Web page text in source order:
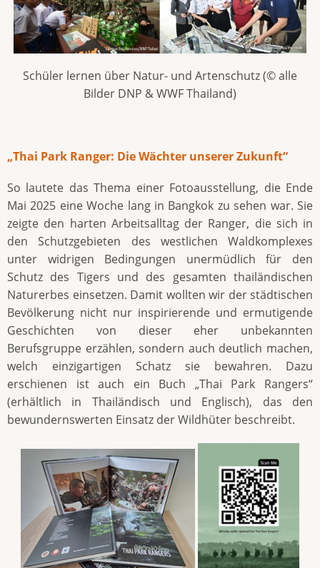
Schüler lernen über Natur- und Artenschutz (© alle
Bilder DNP & WWF Thailand)
„Thai Park Ranger: Die Wächter unserer Zukunft“
So lautete das Thema einer Fotoausstellung, die Ende
Mai 2025 eine Woche lang in Bangkok zu sehen war. Sie
zeigte den harten Arbeitsalltag der Ranger, die sich in
den Schutzgebieten des westlichen Waldkomplexes
unter widrigen Bedingungen unermüdlich für den
Schutz des Tigers und des gesamten thailändischen
Naturerbes einsetzen. Damit wollten wir der städtischen
Bevölkerung nicht nur inspirierende und ermutigende
Geschichten von dieser eher unbekannten
Berufsgruppe erzählen, sondern auch deutlich machen,
welch einzigartigen Schatz sie bewahren. Dazu
erschienen ist auch ein Buch „Thai Park Rangers“
(erhältlich in Thailändisch und Englisch), das den
bewundernswerten Einsatz der Wildhüter beschreibt.